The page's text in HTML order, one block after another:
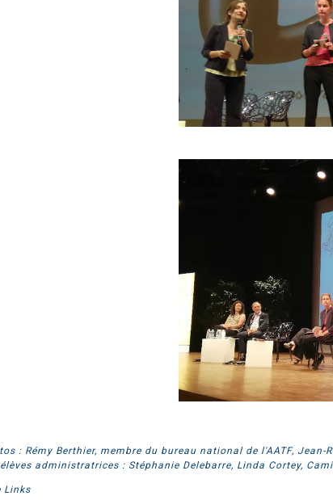
: Rémy Berthier, membre du bureau national de l'AATF,
administratrices : Stéphanie Delebarre, Linda Cortey,
Links